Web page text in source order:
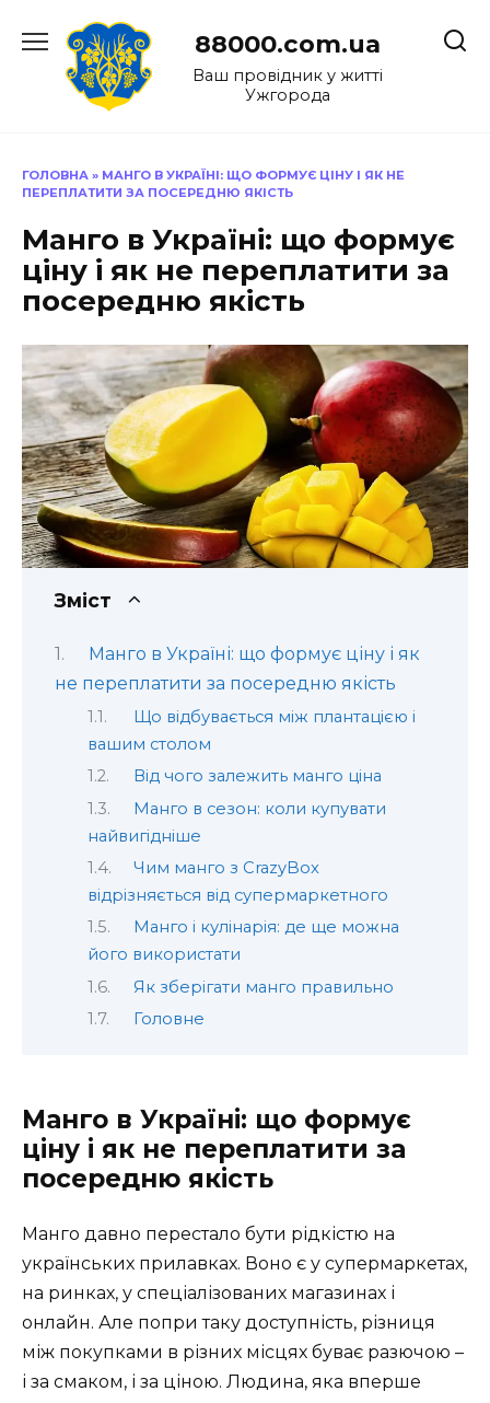
до
88000.com.ua
Ваш провідник у житті
Ужгорода
ГОЛОВНА » МАНГО В УКРАЇНІ: ЩО ФОРМУЄ ЦІНУ І ЯК НЕ
ПЕРЕПЛАТИТИ ЗА ПОСЕРЕДНЮ ЯКІСТЬ
Манго в Україні: що формує
ціну і як не переплатити за
посередню якість
Зміст
Манго в Україні: що формує ціну і як
не переплатити за посередню якість
Що відбувається між плантацією і
вашим столом
Від чого залежить манго ціна
Манго в сезон: коли купувати
найвигідніше
Чим манго з CrazyBox
відрізняється від супермаркетного
Манго і кулінарія: де ще можна
його використати
Як зберігати манго правильно
Головне
Манго в Україні: що формує
ціну і як не переплатити за
посередню якість
Манго давно перестало бути рідкістю на
українських прилавках. Воно є у супермаркетах,
на ринках, у спеціалізованих магазинах і
онлайн. Але попри таку доступність, різниця
між покупками в різних місцях буває разючою –
і за смаком, і за ціною. Людина, яка вперше